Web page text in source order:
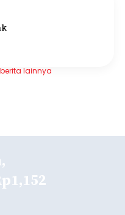
lainnya